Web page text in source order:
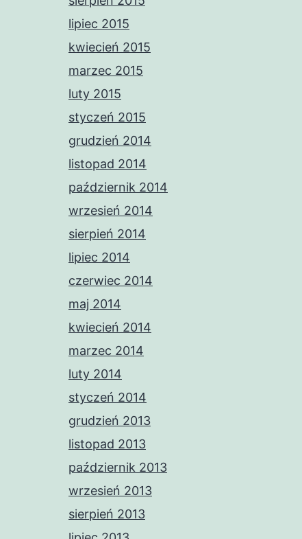
lipiec 2015
kwiecień 2015
marzec 2015
luty 2015
styczeń 2015
grudzień 2014
listopad 2014
październik 2014
wrzesień 2014
sierpień 2014
lipiec 2014
czerwiec 2014
maj 2014
kwiecień 2014
marzec 2014
luty 2014
styczeń 2014
grudzień 2013
listopad 2013
październik 2013
wrzesień 2013
sierpień 2013